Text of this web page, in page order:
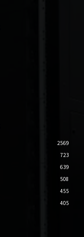
2569
723
639
508
455
405